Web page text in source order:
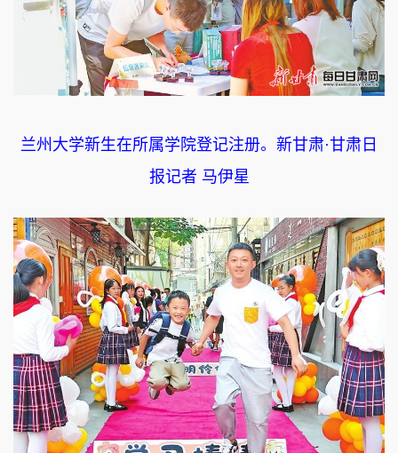
兰州大学新生在所属学院登记注册。新甘肃·甘肃日
报记者 马伊星